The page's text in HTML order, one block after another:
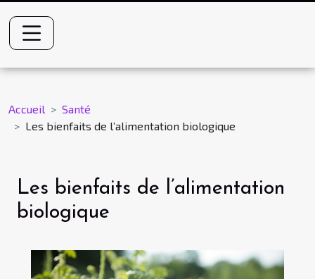
Accueil
Santé
Les bienfaits de l’alimentation biologique
Les bienfaits de l’alimentation
biologique